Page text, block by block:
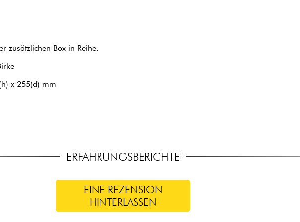
zusätzlichen Box in Reihe.
x 255(d) mm
ERFAHRUNGSBERICHTE
EINE REZENSION
HINTERLASSEN